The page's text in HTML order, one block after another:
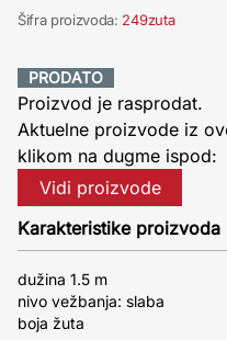
Šifra proizvoda: 249zuta
PRODATO
Proizvod je rasprodat.
Aktuelne proizvode iz
klikom na dugme ispod:
Vidi proizvode
Karakteristike proizvoda
dužina 1.5 m
nivo vežbanja: slaba
boja žuta